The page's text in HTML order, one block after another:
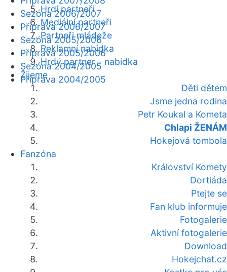
Hrdí partneři
Mediální partneři
Partneři mládeže
Reklamní nabídka
Hrdý partner - nabídka
Žijeme
Děti dětem
Jsme jedna rodina
Petr Koukal a Kometa
Chlapi ŽENÁM
Hokejová tombola
Fanzóna
Království Komety
Dortiáda
Ptejte se
Fan klub informuje
Fotogalerie
Aktivní fotogalerie
Download
Hokejchat.cz
Sezóna 2006/2007
Příprava 2006/2007
Sezóna 2005/2006
Příprava 2005/2006
Sezóna 2004/2005
Příprava 2004/2005